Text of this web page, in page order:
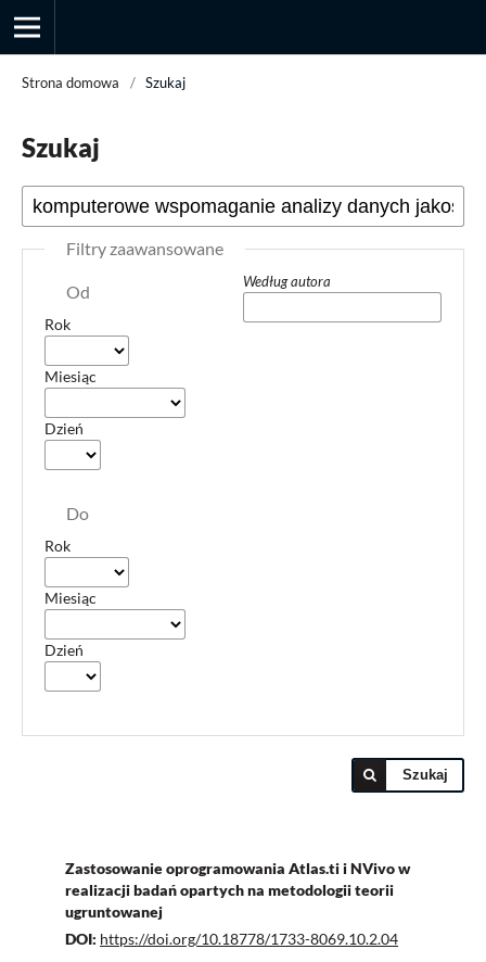
Strona domowa / Szukaj
Szukaj
Filtry zaawansowane
Od
Rok
Miesiąc
Dzień
Do
Rok
Miesiąc
Dzień
Według autora
Szukaj
Zastosowanie oprogramowania Atlas.ti i NVivo w
realizacji badań opartych na metodologii teorii
ugruntowanej
DOI: https://doi.org/10.18778/1733-8069.10.2.04